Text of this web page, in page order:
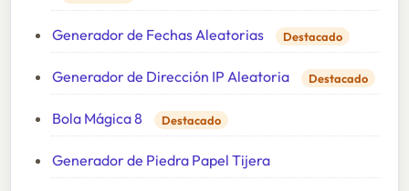
Generador de Fechas Aleatorias Destacado
Generador de Dirección IP Aleatoria Destacado
Bola Mágica 8 Destacado
Generador de Piedra Papel Tijera